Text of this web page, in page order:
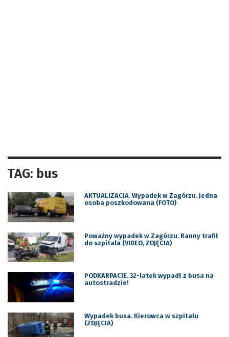
TAG: bus
AKTUALIZACJA. Wypadek w Zagórzu. Jedna
osoba poszkodowana (FOTO)
Poważny wypadek w Zagórzu. Ranny trafił
do szpitala (VIDEO, ZDJĘCIA)
PODKARPACIE. 32-latek wypadł z busa na
autostradzie!
Wypadek busa. Kierowca w szpitalu
(ZDJĘCIA)